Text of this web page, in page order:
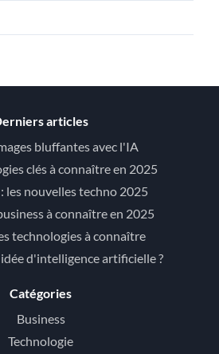
articles
bluffantes avec l'IA
clés à connaître en 2025
les nouvelles techno 2025
à connaître en 2025
technologies à connaître
d'intelligence artificielle ?
Catégories
Business
Technologie